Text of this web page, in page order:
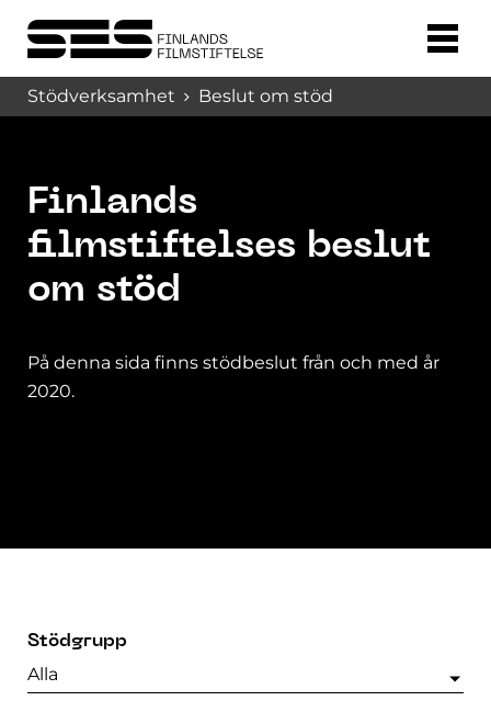
Stödverksamhet Beslut om stöd
Finlands
filmstiftelses beslut
om stöd
På denna sida finns stödbeslut från och med år
2020.
Stödgrupp
Alla